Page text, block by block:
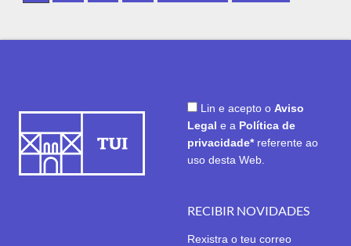
Lin e acepto o Aviso
Legal e a Política de
privacidade* referente ao
uso desta Web.
RECIBIR NOVIDADES
Rexistra o teu correo